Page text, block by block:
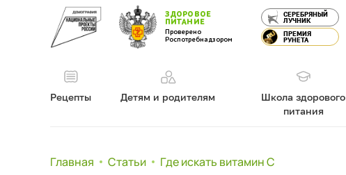
ЗДОРОВОЕ
ПИТАНИЕ
Проверено
Роспотребнадзором
СЕРЕБРЯНЫЙ
ЛУЧНИК
ПРЕМИЯ
РУНЕТА
Рецепты Детям и родителям
Школа здорового
питания
Главная Статьи Где искать витамин С